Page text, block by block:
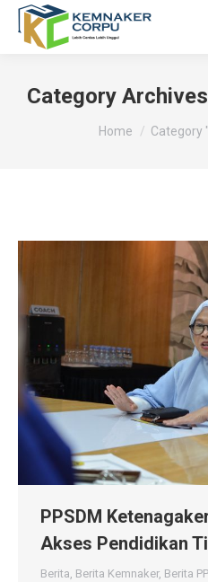
Category
You are here:
Home Category
PPSDM
Akses Pendidikan
Berita, Berita Kemnaker, Berita